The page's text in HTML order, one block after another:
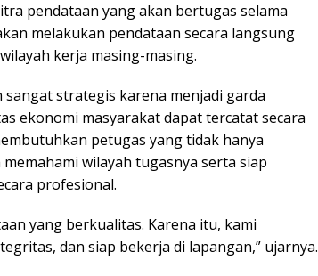
pendataan yang akan bertugas selama
melakukan pendataan secara langsung
kerja masing-masing.
strategis karena menjadi garda
ekonomi masyarakat dapat tercatat secara
petugas yang tidak hanya
wilayah tugasnya serta siap
profesional.
yang berkualitas. Karena itu, kami
dan siap bekerja di lapangan,” ujarnya.